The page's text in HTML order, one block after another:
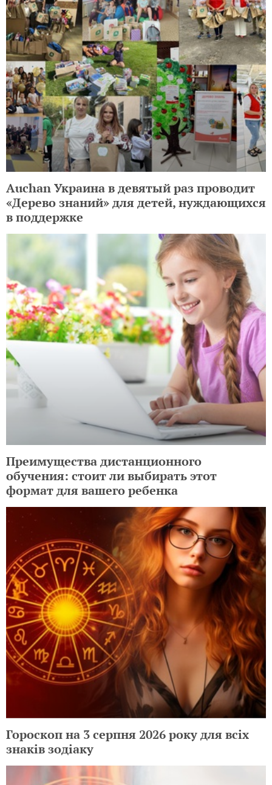
Auchan Украина в девятый раз проводит
«Дерево знаний» для детей, нуждающихся
в поддержке
Преимущества дистанционного
обучения: стоит ли выбирать этот
формат для вашего ребенка
Гороскоп на 3 серпня 2026 року для всіх
знаків зодіаку